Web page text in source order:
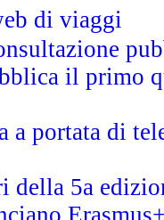
di viaggi
il primo
a portata di
della 5a